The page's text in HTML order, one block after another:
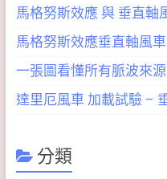
馬格努斯效應 與 垂直軸
馬格努斯效應垂直軸風
一張圖看懂所有脈波來
達里厄風車 加載試驗 –
分類